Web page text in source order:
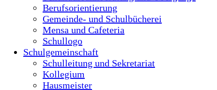
Sozialarbeit und Sozialpädagogik
Suchtprävention
Jugendmedienschutz
Verbindungslehrerinnen
Schulgesundheit
Schülervertretung
Elternbeirat
Schulkonferenz